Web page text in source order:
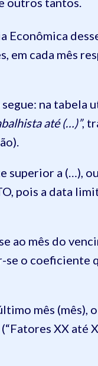
cada mês
na tabela
até (…)”,
a (…),
pois a data
ao mês do
o coeficiente
mês
XX até